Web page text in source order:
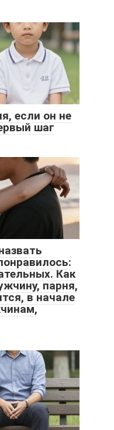
если он не
шаг
Как
парня,
в начале